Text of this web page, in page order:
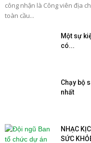
công nhận là Công viên địa
toàn cầu...
Một sự
có...
Chạy bộ
nhất
NHẠC
SỨC